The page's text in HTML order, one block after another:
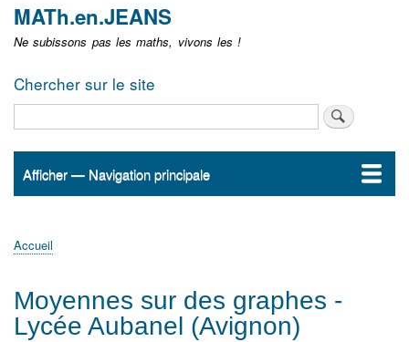
MATh.en.JEANS
Ne subissons pas les maths, vivons les !
Chercher sur le site
Navigation
Afficher — Navigation principale
Accueil
ActualitésMATh.en.JEANS ?
Régions et Ateliers
Créer, gérer un atelier
Sujets/Publications
Congrès
d'Ariane
Accueil
Moyennes sur des graphes -
Lycée Aubanel (Avignon)